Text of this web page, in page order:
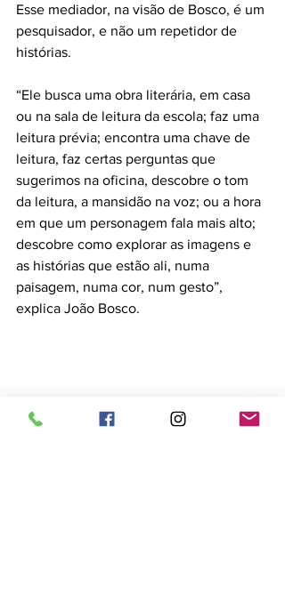
Esse mediador, na visão de Bosco, é um
pesquisador, e não um repetidor de
histórias.
“Ele busca uma obra literária, em casa
ou na sala de leitura da escola; faz uma
leitura prévia; encontra uma chave de
leitura, faz certas perguntas que
sugerimos na oficina, descobre o tom
da leitura, a mansidão na voz; ou a hora
em que um personagem fala mais alto;
descobre como explorar as imagens e
as histórias que estão ali, numa
paisagem, numa cor, num gesto”,
explica João Bosco.